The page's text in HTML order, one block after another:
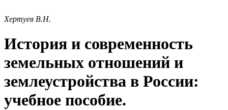
Хертуев В.Н.
История и современность
земельных отношений и
землеустройства в России:
учебное пособие.